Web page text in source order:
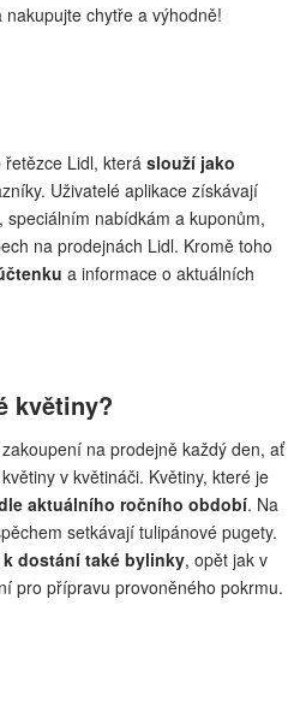
chytře a výhodně!
řetězce Lidl, která slouží jako
Uživatelé aplikace získávají
nabídkám a kuponům,
na prodejnách Lidl. Kromě toho
a informace o aktuálních
květiny?
na prodejně každý den, ať
v květináči. Květiny, které je
aktuálního ročního období. Na
setkávají tulipánové pugety.
k dostání také bylinky, opět jak v
pro přípravu provoněného pokrmu.